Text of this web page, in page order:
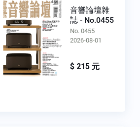
音響論壇雜
誌 - No.0455
No. 0455
2026-08-01
$ 215 元